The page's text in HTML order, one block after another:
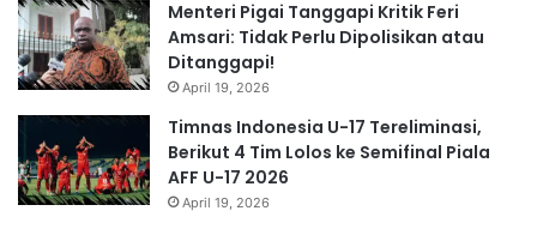
Menteri Pigai Tanggapi Kritik Feri
Amsari: Tidak Perlu Dipolisikan atau
Ditanggapi!
April 19, 2026
Timnas Indonesia U-17 Tereliminasi,
Berikut 4 Tim Lolos ke Semifinal Piala
AFF U-17 2026
April 19, 2026